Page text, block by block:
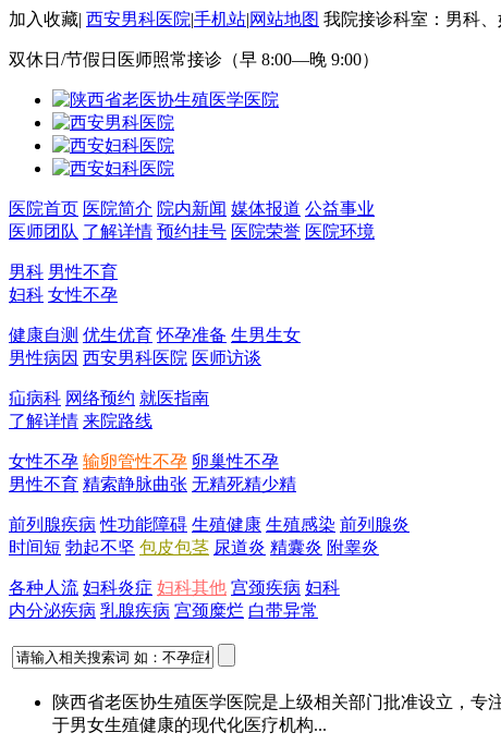
加入收藏| 西安男科医院|手机站|网站地图 我院接诊科室：男科
双休日/节假日医师照常接诊（早 8:00—晚 9:00）
医院首页 医院简介 院内新闻 媒体报道 公益事业
医师团队 了解详情 预约挂号 医院荣誉 医院环境
男科 男性不育
妇科 女性不孕
健康自测 优生优育 怀孕准备 生男生女
男性病因 西安男科医院 医师访谈
疝病科 网络预约 就医指南
了解详情 来院路线
女性不孕 输卵管性不孕 卵巢性不孕
男性不育 精索静脉曲张 无精死精少精
前列腺疾病 性功能障碍 生殖健康 生殖感染 前列腺炎
时间短 勃起不坚 包皮包茎 尿道炎 精囊炎 附睾炎
各种人流 妇科炎症 妇科其他 宫颈疾病 妇科
内分泌疾病 乳腺疾病 宫颈糜烂 白带异常
陕西省老医协生殖医学医院是上级相关部门批准设立，
于男女生殖健康的现代化医疗机构...